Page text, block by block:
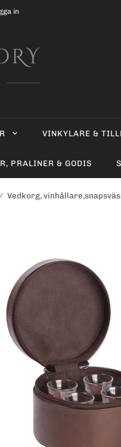
in
VINKYLARE &
PRALINER & GODIS
Vedkorg,